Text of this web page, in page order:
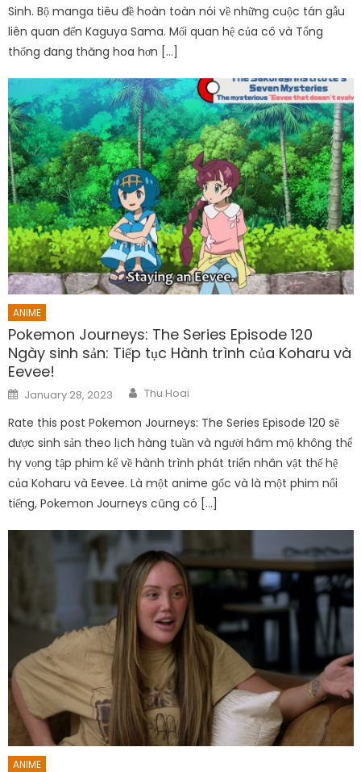
Sinh. Bộ manga tiêu đề hoàn toàn nói về những cuộc tán gẫu
liên quan đến Kaguya Sama. Mối quan hệ của cô và Tổng
thống đang thăng hoa hơn […]
ANIME
Pokemon Journeys: The Series Episode 120
Ngày sinh sản: Tiếp tục Hành trình của Koharu và
Eevee!
Posted
on
January 28, 2023 Author
Thu Hoai
Rate this post Pokemon Journeys: The Series Episode 120 sẽ
được sinh sản theo lịch hàng tuần và người hâm mộ không thể
hy vọng tập phim kể về hành trình phát triển nhân vật thế hệ
của Koharu và Eevee. Là một anime gốc và là một phim nổi
tiếng, Pokemon Journeys cũng có […]
ANIME